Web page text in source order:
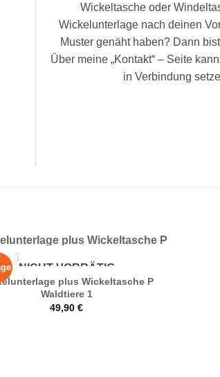
Wickeltasche oder
Wickelunterlage nach deinen
Muster genäht haben? Dann
Über meine „Kontakt“ – Seite
in Verbindung
NICHT VORRÄTIG
plus Wickeltasche P
Waldtiere 1
49,90€